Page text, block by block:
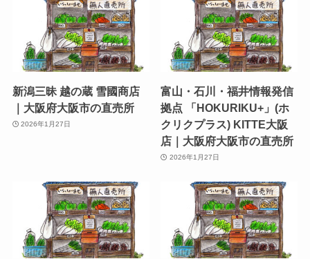
新潟三昧 越の蔵 雪國商店
｜大阪府大阪市の直売所
2026年1月27日
富山・石川・福井情報発信
拠点 「HOKURIKU+」(ホ
クリクプラス) KITTE大阪
店｜大阪府大阪市の直売所
2026年1月27日